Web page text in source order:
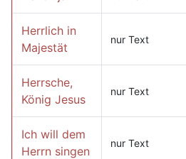
Herrlich in
Majestät
nur Text
Herrsche,
König Jesus
nur Text
Ich will dem
Herrn singen
nur Text